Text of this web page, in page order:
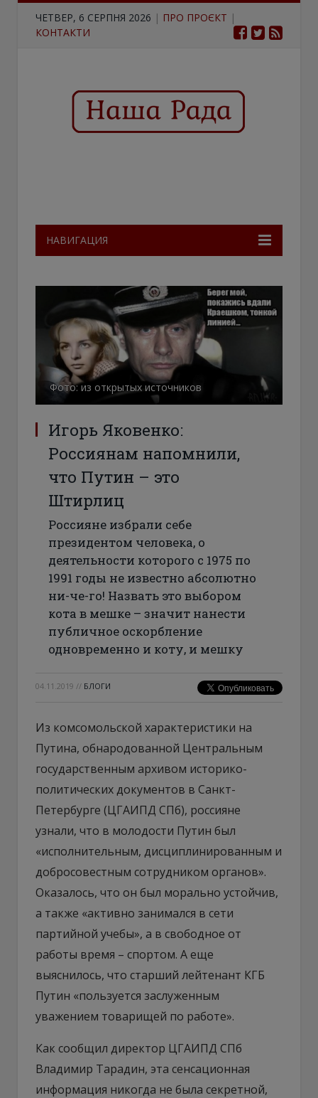
ЧЕТВЕР, 6 СЕРПНЯ 2026 | ПРО ПРОЄКТ |
КОНТАКТИ
НАВИГАЦИЯ
Фото: из открытых источников
Игорь Яковенко:
Россиянам напомнили,
что Путин – это
Штирлиц
Россияне избрали себе
президентом человека, о
деятельности которого с 1975 по
1991 годы не известно абсолютно
ни-че-го! Назвать это выбором
кота в мешке – значит нанести
публичное оскорбление
одновременно и коту, и мешку
04.11.2019 // БЛОГИ
Из комсомольской характеристики на
Путина, обнародованной Центральным
государственным архивом историко-
политических документов в Санкт-
Петербурге (ЦГАИПД СПб), россияне
узнали, что в молодости Путин был
«исполнительным, дисциплинированным и
добросовестным сотрудником органов».
Оказалось, что он был морально устойчив,
а также «активно занимался в сети
партийной учебы», а в свободное от
работы время – спортом. А еще
выяснилось, что старший лейтенант КГБ
Путин «пользуется заслуженным
уважением товарищей по работе».
Как сообщил директор ЦГАИПД СПб
Владимир Тарадин, эта сенсационная
информация никогда не была секретной,